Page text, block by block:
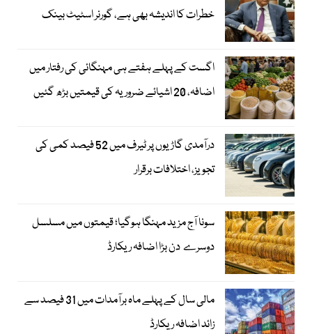
خطرات کا اندیشہ بھی ہے، گورنر اسٹیٹ بینک
اگست کے پہلے ہفتے ہی مہنگائی کی رفتار میں
اضافہ، 20 اشیائے ضروریہ کی قیمتیں بڑھ گئیں
درآمدی گاڑیوں پر ٹیرف میں 52 فیصد کمی کی
تجویز، اختلافات برقرار
سونا آج مزید مہنگا ہوگیا؛ قیمتوں میں مسلسل
دوسرے دن بڑا اضافہ ریکارڈ
مالی سال کے پہلے ماہ برآمدات میں 31 فیصد سے
زائد اضافہ ریکارڈ